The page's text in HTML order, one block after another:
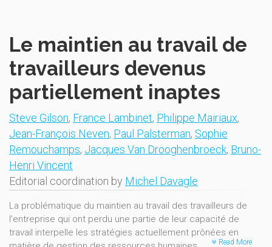
Le maintien au travail de
travailleurs devenus
partiellement inaptes
Steve Gilson, France Lambinet, Philippe Mairiaux,
Jean-François Neven, Paul Palsterman, Sophie
Remouchamps, Jacques Van Drooghenbroeck, Bruno-
Henri Vincent
Editorial coordination by Michel Davagle
La problématique du maintien au travail des travailleurs de
l'entreprise qui ont perdu une partie de leur capacité de
travail interpelle les stratégies actuellement prônées en
Read More